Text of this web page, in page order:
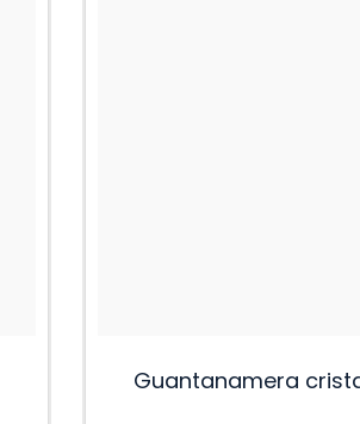
Guantanamera